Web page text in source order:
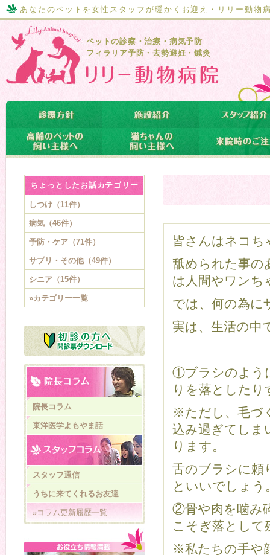
あなたのペットを女性スタッフが暖かくお迎え・リリー動物
ペットの診察・治療・病気予防
フィラリア予防・去勢避妊・鍼灸
皆さんはネコち
舐められた事の
は人間やワンち
では、何の為に
実は、生活の中
①ブラシのよう
りを落としたり
※ただし、毛づ
込み過ぎてしま
ります。
舌のブラシに頼
といいでしょう
②骨や肉を噛み
こそぎ落として
※私たちの手や
ちょっとしたお話カテゴリー
しつけ（11件）
病気（46件）
予防・ケア（71件）
サプリ・その他（49件）
シニア（15件）
»カテゴリー一覧
院長コラム
東洋医学よもやま話
スタッフ通信
うちに来てくれるお友達
»コラム更新履歴一覧